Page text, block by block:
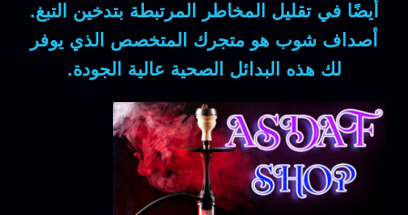
أيضًا في تقليل المخاطر المرتبطة بتدخين التبغ.
أصداف شوب هو متجرك المتخصص الذي يوفر
لك هذه البدائل الصحية عالية الجودة.